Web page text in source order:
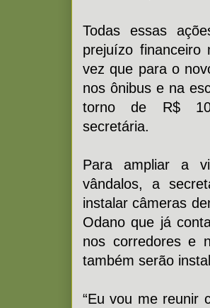
Todas essas
prejuízo
vez que para o
nos ônibus e na
torno de R$
secretária.
Para ampliar a
vândalos, a
instalar câmeras
Odano que já
nos corredores e
também serão
“Eu vou me reunir